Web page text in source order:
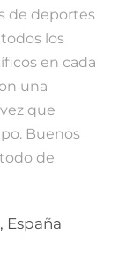
de deportes
los
en cada
una
que
Buenos
de
, España